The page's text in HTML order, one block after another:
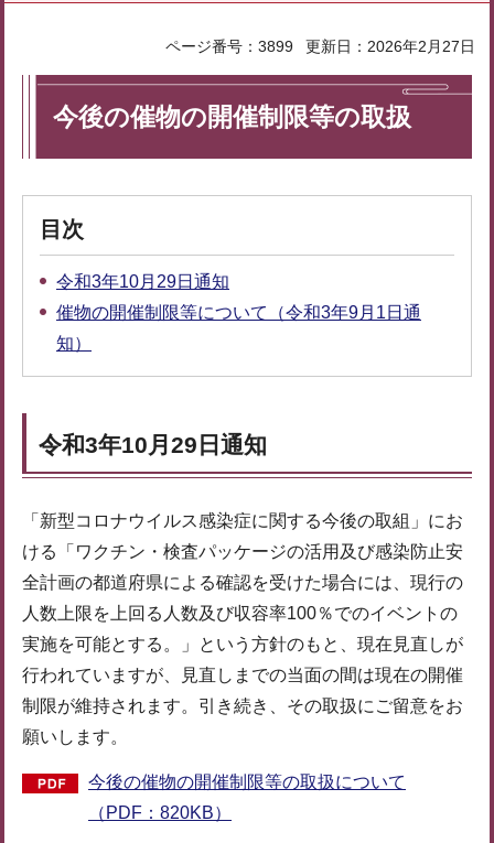
ページ番号：3899 更新日：2026年2月27日
今後の催物の開催制限等の取扱
目次
令和3年10月29日通知
催物の開催制限等について（令和3年9月1日通
知）
令和3年10月29日通知
「新型コロナウイルス感染症に関する今後の取組」にお
ける「ワクチン・検査パッケージの活用及び感染防止安
全計画の都道府県による確認を受けた場合には、現行の
人数上限を上回る人数及び収容率100％でのイベントの
実施を可能とする。」という方針のもと、現在見直しが
行われていますが、見直しまでの当面の間は現在の開催
制限が維持されます。引き続き、その取扱にご留意をお
願いします。
今後の催物の開催制限等の取扱について
（PDF：820KB）